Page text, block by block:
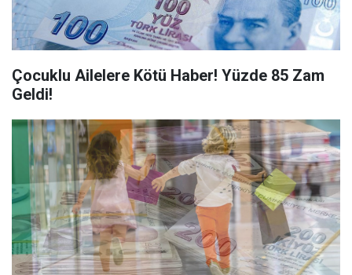
Çocuklu Ailelere Kötü Haber! Yüzde 85 Zam
Geldi!